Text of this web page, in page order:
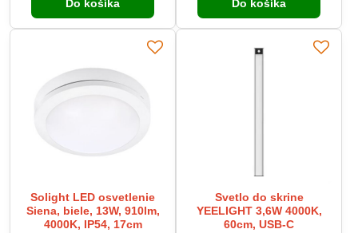
zabezpečuje bezdrôtové
používanie, pričom lampu možno
dobíjať cez USB. Matný povrch a
elegantný dizajn perfektne
zapadnú do akéhokoľvek...
Do košíka
strop alebo stenu. Spojenie
jednoduchého ovládania prináša
ideálne riešenie pre moderné
osvetlenie interiéru.
Do košíka
Solight LED osvetlenie
Siena, biele, 13W, 910lm,
4000K, IP54, 17cm
Svetlo do skrine
YEELIGHT 3,6W 4000K,
60cm, USB-C